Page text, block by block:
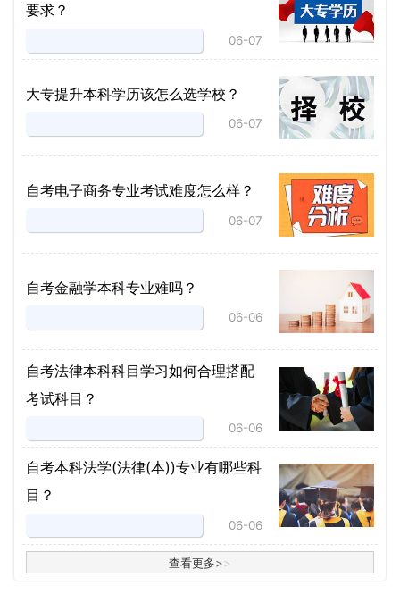
要求？
06-07
大专提升本科学历该怎么选学校？
06-07
自考电子商务专业考试难度怎么样？
06-07
自考金融学本科专业难吗？
06-06
自考法律本科科目学习如何合理搭配
考试科目？
06-06
​自考本科法学(法律(本))专业有哪些科
目？
06-06
查看更多>>